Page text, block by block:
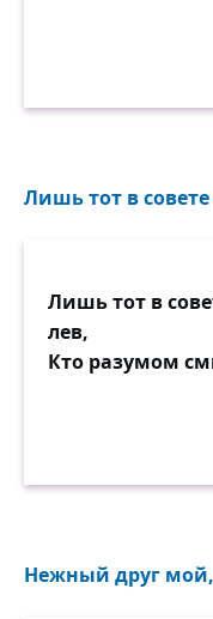
Лишь тот в
Лишь тот в
лев,
Кто разумом
Нежный друг